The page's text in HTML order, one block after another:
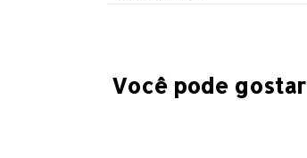
Você pode gostar